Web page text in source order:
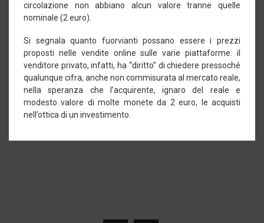
circolazione non abbiano alcun valore tranne quelle
nominale (2 euro).
Si segnala quanto fuorvianti possano essere i prezzi
proposti nelle vendite online sulle varie piattaforme: il
venditore privato, infatti, ha “diritto” di chiedere pressoché
qualunque cifra, anche non commisurata al mercato reale,
nella speranza che l’acquirente, ignaro del reale e
modesto valore di molte monete da 2 euro, le acquisti
nell’ottica di un investimento.